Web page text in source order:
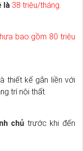
là 38 triệu/tháng.
bao gồm 80 triệu
thiết kế gắn liền với
trí nội thất.
chủ trước khi đến